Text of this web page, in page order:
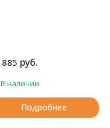
885 руб.
В наличии
Подробнее